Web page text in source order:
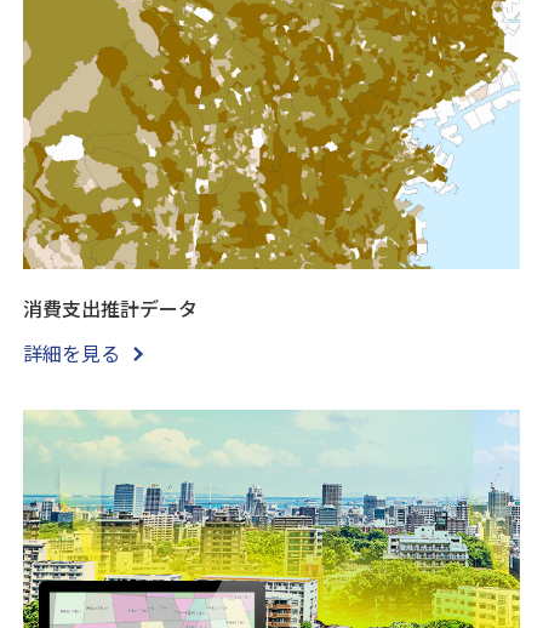
消費支出推計データ
詳細を見る